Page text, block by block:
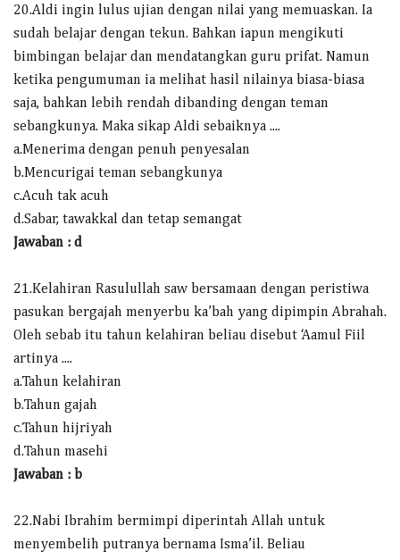
20.Aldi ingin lulus ujian dengan nilai yang memuaskan. Ia
sudah belajar dengan tekun. Bahkan iapun mengikuti
bimbingan belajar dan mendatangkan guru prifat. Namun
ketika pengumuman ia melihat hasil nilainya biasa-biasa
saja, bahkan lebih rendah dibanding dengan teman
sebangkunya. Maka sikap Aldi sebaiknya ....
a.Menerima dengan penuh penyesalan
b.Mencurigai teman sebangkunya
c.Acuh tak acuh
d.Sabar, tawakkal dan tetap semangat
Jawaban : d
21.Kelahiran Rasulullah saw bersamaan dengan peristiwa
pasukan bergajah menyerbu ka’bah yang dipimpin Abrahah.
Oleh sebab itu tahun kelahiran beliau disebut ‘Aamul Fiil
artinya ....
a.Tahun kelahiran
b.Tahun gajah
c.Tahun hijriyah
d.Tahun masehi
Jawaban : b
22.Nabi Ibrahim bermimpi diperintah Allah untuk
menyembelih putranya bernama Isma’il. Beliau